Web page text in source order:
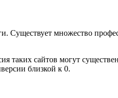
Существует множество
таких сайтов могут
близкой к 0.